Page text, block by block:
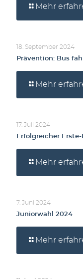
Mehr
18. September 2024
Prävention: Bus
Mehr
17. Juli 2024
Erfolgreicher
Mehr
7. Juni 2024
Juniorwahl 2024
Mehr